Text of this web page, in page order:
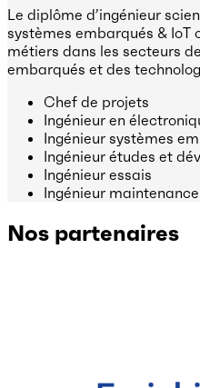
Le diplôme d’ingénieur
systèmes embarqués & IoT
métiers dans les secteurs
embarqués et des
Chef de projets
Ingénieur en
Ingénieur systèmes
Ingénieur études et
Ingénieur essais
Ingénieur
Nos partenaires